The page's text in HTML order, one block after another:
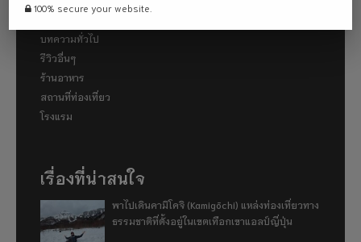
หมวดหมู่
บทความทั่วไป
รีวิวอื่นๆ
ร้านอาหาร
สถานที่ท่องเที่ยว
โรงแรม
เรื่องที่น่าสนใจ
พาไปเดินคามิโคจิ (Kamigōchi) แหล่งท่องเที่ยวทาง
ธรรมชาติที่ตั้งอยู่ในเขตเทือกเขาแอลป์ญี่ปุ่น
100% secure your website.